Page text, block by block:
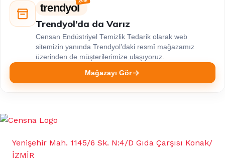
trendyol
Trendyol’da da Varız
Censan Endüstriyel Temizlik Tedarik olarak web
sitemizin yanında Trendyol’daki resmî mağazamız
üzerinden de müşterilerimize ulaşıyoruz.
Mağazayı Gör
Yenişehir Mah. 1145/6 Sk. N:4/D Gıda Çarşısı Konak/
İZMİR